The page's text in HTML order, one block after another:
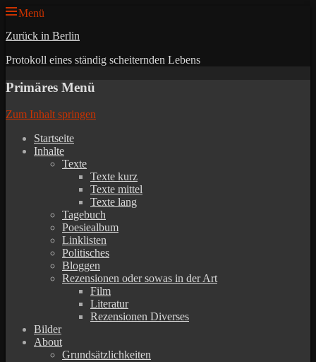
Menü
Zurück in Berlin
Protokoll eines ständig scheiternden Lebens
Primäres Menü
Zum Inhalt springen
Startseite
Inhalte
Texte
Texte kurz
Texte mittel
Texte lang
Tagebuch
Poesiealbum
Linklisten
Politisches
Bloggen
Rezensionen oder sowas in der Art
Film
Literatur
Rezensionen Diverses
Bilder
About
Grundsätzlichkeiten